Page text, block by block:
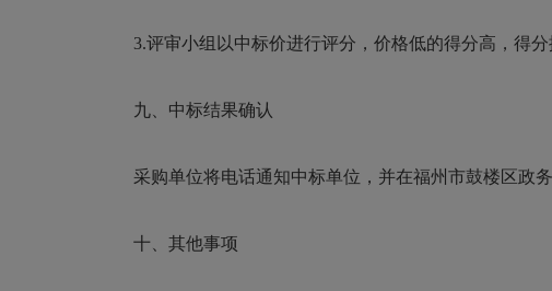
3.评审小组以中标价进行评分，价格低的得分高，得分
九、中标结果确认
采购单位将电话通知中标单位，并在福州市鼓楼区政务
十、其他事项